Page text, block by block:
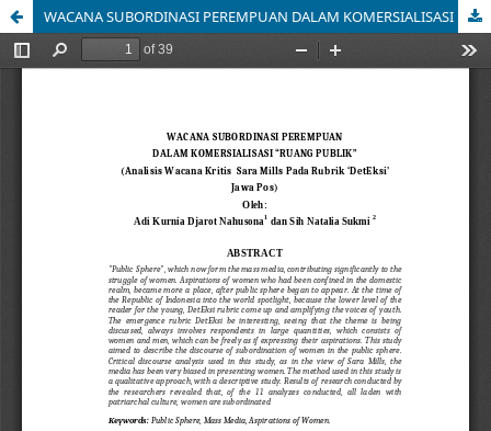
WACANA SUBORDINASI PEREMPUAN DALAM KOMERSIALISASI “RUANG PUBLIK” (Analisis Wacana Kritis Sara Mills Pada Rubrik ‘DetEksi’ Jawa Pos)